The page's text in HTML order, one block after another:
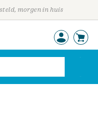
morgen in huis